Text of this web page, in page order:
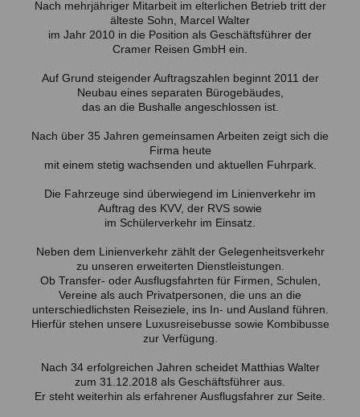
Nach mehrjähriger Mitarbeit im elterlichen Betrieb tritt der
älteste Sohn, Marcel Walter
im Jahr 2010 in die Position als Geschäftsführer der
Cramer Reisen GmbH ein.
Auf Grund steigender Auftragszahlen beginnt 2011 der
Neubau eines separaten Bürogebäudes,
das an die Bushalle angeschlossen ist.
Nach über 35 Jahren gemeinsamen Arbeiten zeigt sich die
Firma heute
mit einem stetig wachsenden und aktuellen Fuhrpark.
Die Fahrzeuge sind überwiegend im Linienverkehr im
Auftrag des KVV, der RVS sowie
im Schülerverkehr im Einsatz.
Neben dem Linienverkehr zählt der Gelegenheitsverkehr
zu unseren erweiterten Dienstleistungen.
Ob Transfer- oder Ausflugsfahrten für Firmen, Schulen,
Vereine als auch Privatpersonen, die uns an die
unterschiedlichsten Reiseziele, ins In- und Ausland führen.
Hierfür stehen unsere Luxusreisebusse sowie Kombibusse
zur Verfügung.
Nach 34 erfolgreichen Jahren scheidet Matthias Walter
zum 31.12.2018 als Geschäftsführer aus.
Er steht weiterhin als erfahrener Ausflugsfahrer zur Seite.